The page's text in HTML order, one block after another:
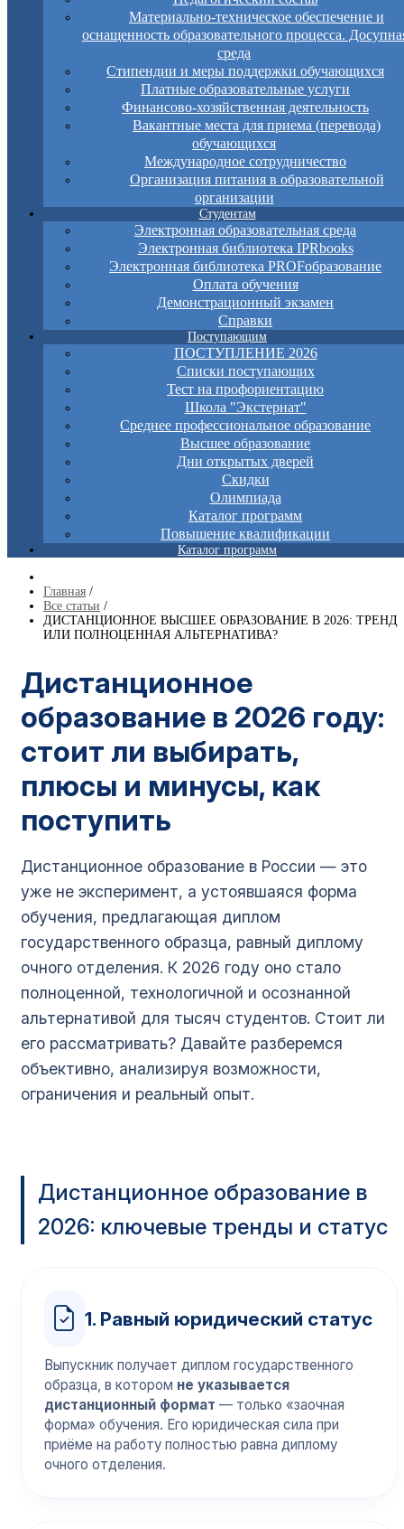
Материально-техническое обеспечение и
оснащенность образовательного процесса.
среда
Стипендии и меры поддержки обучающихся
Платные образовательные услуги
Финансово-хозяйственная деятельность
Вакантные места для приема (перевода)
обучающихся
Международное сотрудничество
Организация питания в образовательной
организации
Студентам
Электронная образовательная среда
Электронная библиотека IPRbooks
Электронная библиотека PROFобразование
Оплата обучения
Демонстрационный экзамен
Справки
Поступающим
ПОСТУПЛЕНИЕ 2026
Списки поступающих
Тест на профориентацию
Школа "Экстернат"
Среднее профессиональное образование
Высшее образование
Дни открытых дверей
Скидки
Олимпиада
Каталог программ
Повышение квалификации
Каталог программ
Главная /
Все статьи /
ДИСТАНЦИОННОЕ ВЫСШЕЕ ОБРАЗОВАНИЕ В 2026: ТРЕНД
ИЛИ ПОЛНОЦЕННАЯ АЛЬТЕРНАТИВА?
Дистанционное
образование в 2026 году:
стоит ли выбирать,
плюсы и минусы, как
поступить
Дистанционное образование в России — это
уже не эксперимент, а устоявшаяся форма
обучения, предлагающая диплом
государственного образца, равный диплому
очного отделения. К 2026 году оно стало
полноценной, технологичной и осознанной
альтернативой для тысяч студентов. Стоит ли
его рассматривать? Давайте разберемся
объективно, анализируя возможности,
ограничения и реальный опыт.
Дистанционное образование в
2026: ключевые тренды и статус
1. Равный юридический статус
Выпускник получает диплом государственного
образца, в котором не указывается
дистанционный формат — только «заочная
форма» обучения. Его юридическая сила при
приёме на работу полностью равна диплому
очного отделения.